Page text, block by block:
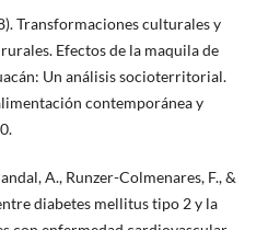
Transformaciones culturales y
Efectos de la maquila de
Un análisis socioterritorial.
contemporánea y
A., Runzer-Colmenares, F., &
diabetes mellitus tipo 2 y la